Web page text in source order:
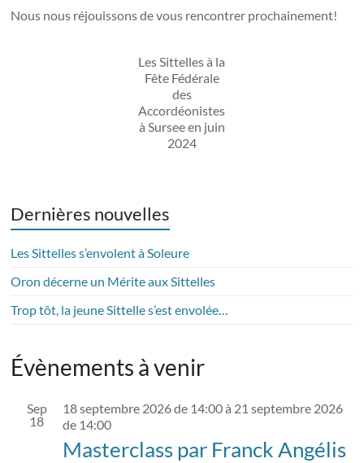
Nous nous réjouissons de vous rencontrer prochainement!
Les Sittelles à la
Fête Fédérale
des
Accordéonistes
à Sursee en juin
2024
Dernières nouvelles
Les Sittelles s’envolent à Soleure
Oron décerne un Mérite aux Sittelles
Trop tôt, la jeune Sittelle s’est envolée…
Évènements à venir
Sep
18
18 septembre 2026 de 14:00à 21 septembre 2026
de 14:00
Masterclass par Franck Angélis